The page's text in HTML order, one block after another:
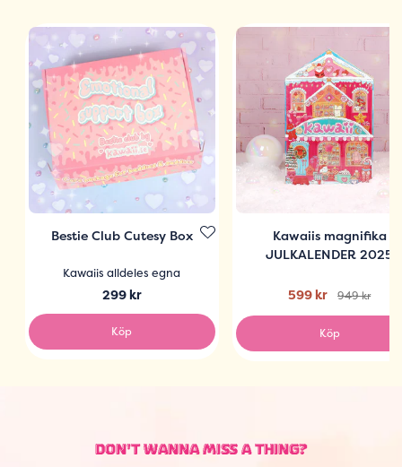
Bestie Club Cutesy Box
Kawaiis alldeles egna
299 kr
Köp
Kawaiis magnifika
JULKALENDER 2025
599 kr 949 kr
Köp
DON'T WANNA MISS A THING?